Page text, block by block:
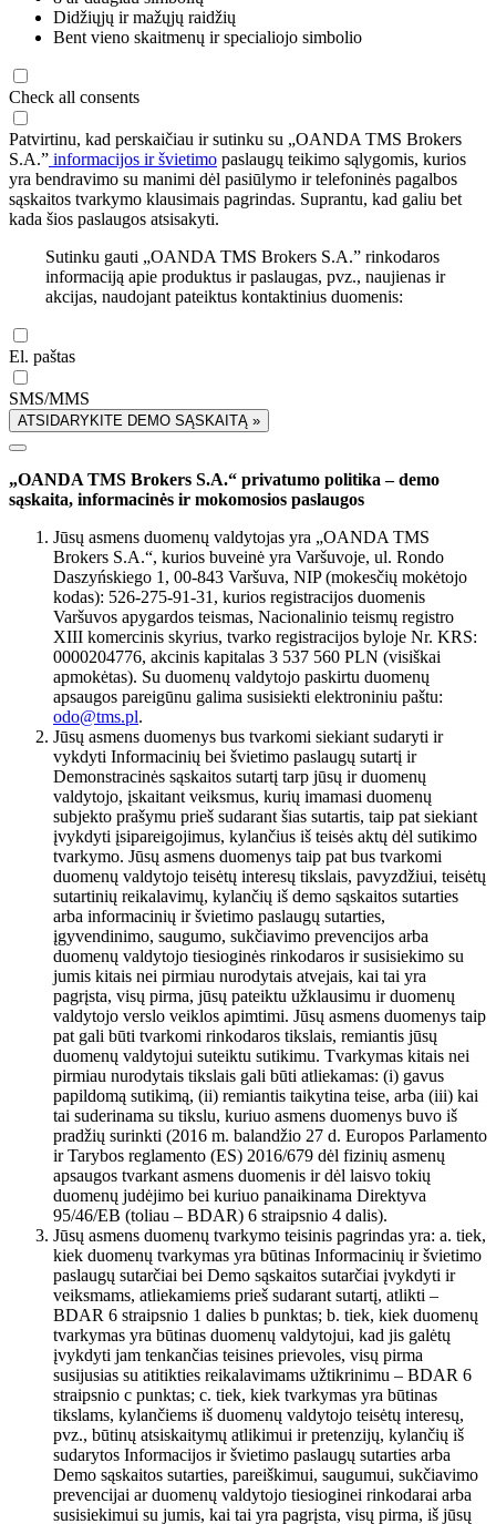
Didžiųjų ir mažųjų raidžių
Bent vieno skaitmenų ir specialiojo simbolio
Check all consents
Patvirtinu, kad perskaičiau ir sutinku su „OANDA TMS Brokers
S.A.” informacijos ir švietimo paslaugų teikimo sąlygomis, kurios
yra bendravimo su manimi dėl pasiūlymo ir telefoninės pagalbos
sąskaitos tvarkymo klausimais pagrindas. Suprantu, kad galiu bet
kada šios paslaugos atsisakyti.
Sutinku gauti „OANDA TMS Brokers S.A.” rinkodaros
informaciją apie produktus ir paslaugas, pvz., naujienas ir
akcijas, naudojant pateiktus kontaktinius duomenis:
El. paštas
SMS/MMS
ATSIDARYKITE DEMO SĄSKAITĄ »
„OANDA TMS Brokers S.A.“ privatumo politika – demo
sąskaita, informacinės ir mokomosios paslaugos
Jūsų asmens duomenų valdytojas yra „OANDA TMS
Brokers S.A.“, kurios buveinė yra Varšuvoje, ul. Rondo
Daszyńskiego 1, 00-843 Varšuva, NIP (mokesčių mokėtojo
kodas): 526-275-91-31, kurios registracijos duomenis
Varšuvos apygardos teismas, Nacionalinio teismų registro
XIII komercinis skyrius, tvarko registracijos byloje Nr. KRS:
0000204776, akcinis kapitalas 3 537 560 PLN (visiškai
apmokėtas). Su duomenų valdytojo paskirtu duomenų
apsaugos pareigūnu galima susisiekti elektroniniu paštu:
odo@tms.pl.
Jūsų asmens duomenys bus tvarkomi siekiant sudaryti ir
vykdyti Informacinių bei švietimo paslaugų sutartį ir
Demonstracinės sąskaitos sutartį tarp jūsų ir duomenų
valdytojo, įskaitant veiksmus, kurių imamasi duomenų
subjekto prašymu prieš sudarant šias sutartis, taip pat siekiant
įvykdyti įsipareigojimus, kylančius iš teisės aktų dėl sutikimo
tvarkymo. Jūsų asmens duomenys taip pat bus tvarkomi
duomenų valdytojo teisėtų interesų tikslais, pavyzdžiui, teisėtų
sutartinių reikalavimų, kylančių iš demo sąskaitos sutarties
arba informacinių ir švietimo paslaugų sutarties,
įgyvendinimo, saugumo, sukčiavimo prevencijos arba
duomenų valdytojo tiesioginės rinkodaros ir susisiekimo su
jumis kitais nei pirmiau nurodytais atvejais, kai tai yra
pagrįsta, visų pirma, jūsų pateiktu užklausimu ir duomenų
valdytojo verslo veiklos apimtimi. Jūsų asmens duomenys taip
pat gali būti tvarkomi rinkodaros tikslais, remiantis jūsų
duomenų valdytojui suteiktu sutikimu. Tvarkymas kitais nei
pirmiau nurodytais tikslais gali būti atliekamas: (i) gavus
papildomą sutikimą, (ii) remiantis taikytina teise, arba (iii) kai
tai suderinama su tikslu, kuriuo asmens duomenys buvo iš
pradžių surinkti (2016 m. balandžio 27 d. Europos Parlamento
ir Tarybos reglamento (ES) 2016/679 dėl fizinių asmenų
apsaugos tvarkant asmens duomenis ir dėl laisvo tokių
duomenų judėjimo bei kuriuo panaikinama Direktyva
95/46/EB (toliau – BDAR) 6 straipsnio 4 dalis).
Jūsų asmens duomenų tvarkymo teisinis pagrindas yra: a. tiek,
kiek duomenų tvarkymas yra būtinas Informacinių ir švietimo
paslaugų sutarčiai bei Demo sąskaitos sutarčiai įvykdyti ir
veiksmams, atliekamiems prieš sudarant sutartį, atlikti –
BDAR 6 straipsnio 1 dalies b punktas; b. tiek, kiek duomenų
tvarkymas yra būtinas duomenų valdytojui, kad jis galėtų
įvykdyti jam tenkančias teisines prievoles, visų pirma
susijusias su atitikties reikalavimams užtikrinimu – BDAR 6
straipsnio c punktas; c. tiek, kiek tvarkymas yra būtinas
tikslams, kylančiems iš duomenų valdytojo teisėtų interesų,
pvz., būtinų atsiskaitymų atlikimui ir pretenzijų, kylančių iš
sudarytos Informacijos ir švietimo paslaugų sutarties arba
Demo sąskaitos sutarties, pareiškimui, saugumui, sukčiavimo
prevencijai ar duomenų valdytojo tiesioginei rinkodarai arba
susisiekimui su jumis, kai tai yra pagrįsta, visų pirma, iš jūsų